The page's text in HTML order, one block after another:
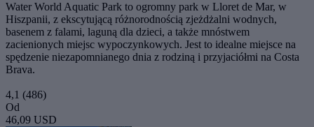
Water World Aquatic Park to ogromny park w Lloret de Mar, w
Hiszpanii, z ekscytującą różnorodnością zjeżdżalni wodnych,
basenem z falami, laguną dla dzieci, a także mnóstwem
zacienionych miejsc wypoczynkowych. Jest to idealne miejsce na
spędzenie niezapomnianego dnia z rodziną i przyjaciółmi na Costa
Brava.
4,1 (486)
Od
46,09 USD